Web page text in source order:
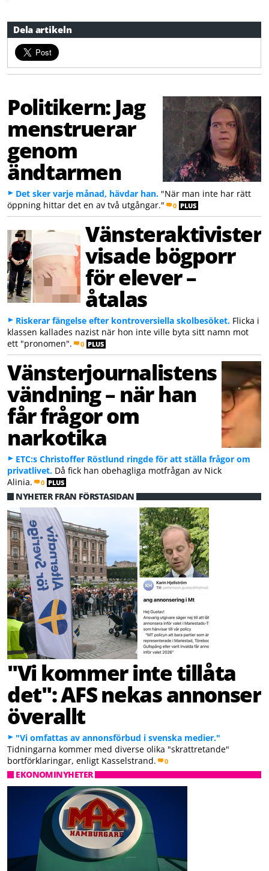
Dela artikeln
Politikern: Jag
menstruerar
genom
ändtarmen
Det sker varje månad, hävdar han. "När man inte har rätt
öppning hittar det en av två utgångar."
0 PLUS
Vänsteraktivister
visade bögporr
för elever –
åtalas
Riskerar fängelse efter kontroversiella skolbesöket. Flicka i
klassen kallades nazist när hon inte ville byta sitt namn mot
ett "pronomen".
0 PLUS
Vänsterjournalistens
vändning – när han
får frågor om
narkotika
ETC:s Christoffer Röstlund ringde för att ställa frågor om
privatlivet. Då fick han obehagliga motfrågan av Nick
Alinia.
0 PLUS
NYHETER FRÅN FÖRSTASIDAN
"Vi kommer inte tillåta
det": AFS nekas annonser
överallt
"Vi omfattas av annonsförbud i svenska medier."
Tidningarna kommer med diverse olika "skrattretande"
bortförklaringar, enligt Kasselstrand.
0
EKONOMINYHETER